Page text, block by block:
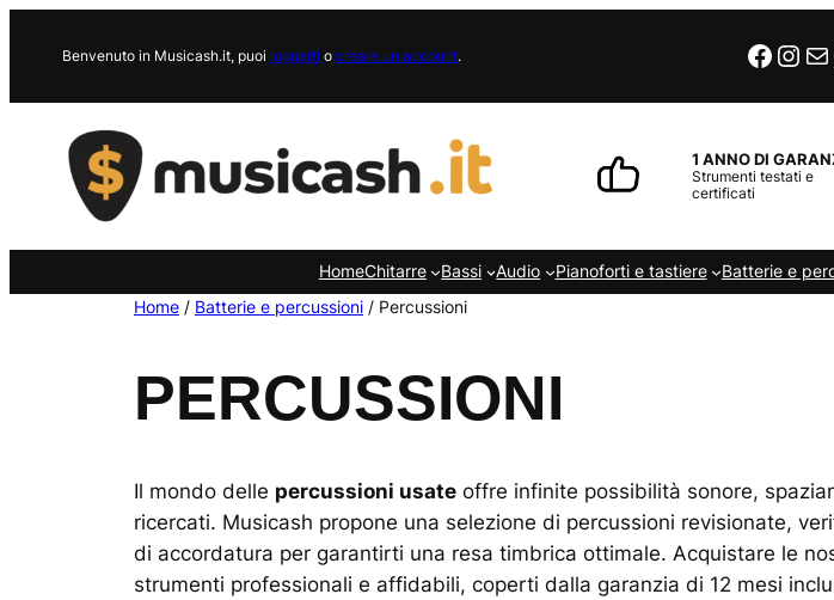
Benvenuto in Musicash.it, puoi loggarti o creare un account.
1 ANNO DI
Strumenti testati e
certificati
HomeChitarre Bassi Audio Pianoforti e tastiere Batterie e
Home / Batterie e percussioni / Percussioni
PERCUSSIONI
Il mondo delle percussioni usate offre infinite possibilità sonore,
ricercati. Musicash propone una selezione di percussioni revisionate,
di accordatura per garantirti una resa timbrica ottimale. Acquistare le
strumenti professionali e affidabili, coperti dalla garanzia di 12 mesi